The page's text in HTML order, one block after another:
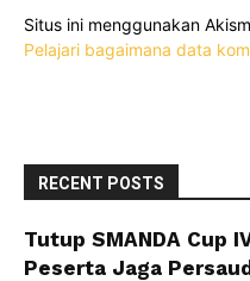
Situs ini menggunakan
Pelajari bagaimana data
RECENT POSTS
Tutup SMANDA Cup
Peserta Jaga